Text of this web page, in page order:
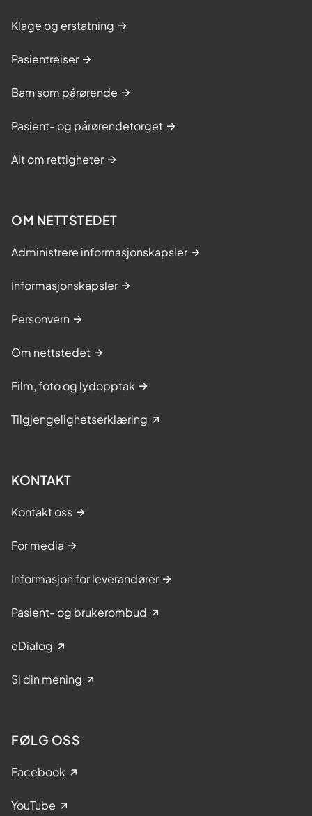
Klage og erstatning
Pasientreiser
Barn som pårørende
Pasient- og pårørendetorget
Alt om rettigheter
OM NETTSTEDET
Administrere informasjonskapsler
Informasjonskapsler
Personvern
Om nettstedet
Film, foto og lydopptak
Tilgjengelighetserklæring
KONTAKT
Kontakt oss
For media
Informasjon for leverandører
Pasient- og brukerombud
eDialog
Si din mening
FØLG OSS
Facebook
YouTube